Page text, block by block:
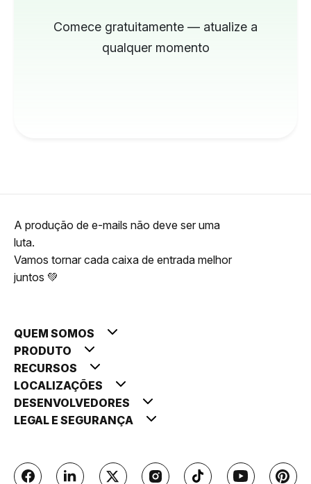
Comece gratuitamente — atualize a
qualquer momento
A produção de e-mails não deve ser uma
luta.
Vamos tornar cada caixa de entrada melhor
juntos 💚
QUEM SOMOS
PRODUTO
RECURSOS
LOCALIZAÇÕES
DESENVOLVEDORES
LEGAL E SEGURANÇA